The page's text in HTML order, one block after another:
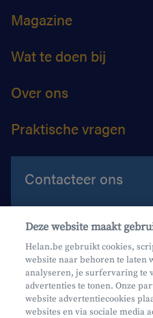
Magazine
Wat te doen bij
Over ons
Praktische vragen
Contacteer ons
Contacteer ons
Maak een afspraak
Waar vind je ons?
Deze website maakt
Helan.be gebruikt cookies,
website naar behoren te laten
analyseren, je surfervaring te
advertenties te tonen. Onze
website advertentiecookies
websites en via sociale media